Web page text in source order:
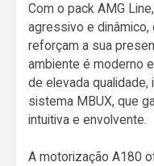
Com o pack AMG
agressivo e
reforçam a sua
ambiente é moderno
de elevada qualidade,
sistema MBUX, que
intuitiva e envolvente.
A motorização A180